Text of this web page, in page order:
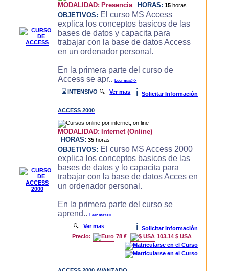
MODALIDAD: Presencia HORAS: 15 horas
OBJETIVOS: El curso MS Access
explica los conceptos basicos de las
bases de datos y capacita para
trabajar con la base de datos Access
en un ordenador personal.
En la primera parte del curso de
Access se apr..Leer mas>>
⌛ INTENSIVO 🔍Ver mas i Solicitar Información
ACCESS 2000
MODALIDAD: Internet (Online)
HORAS: 35 horas
OBJETIVOS: El curso MS Access 2000
explica los conceptos basicos de las
bases de datos y lo capacita para
trabajar con la base de datos Acces en
un ordenador personal.
En la primera parte del curso se
aprend..Leer mas>>
🔍Ver mas i
Solicitar Información
Precio:
78 € 103.14 $ USA